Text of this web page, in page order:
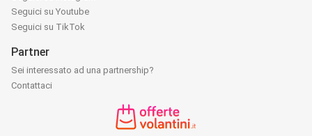
Seguici su Youtube
Seguici su TikTok
Partner
Sei interessato ad una partnership?
Contattaci